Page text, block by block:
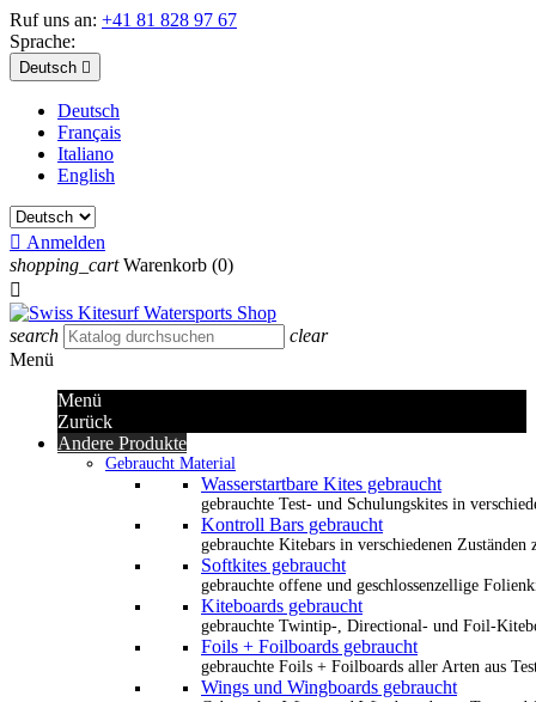
Ruf uns an: +41 81 828 97 67
Sprache:
Deutsch 
Deutsch
Français
Italiano
English
 Anmelden
shopping_cart Warenkorb (0)

search
clear
Menü
Menü
Zurück
Andere Produkte
Gebraucht Material
Wasserstartbare Kites gebraucht
gebrauchte Test- und Schulungskites in
Kontroll Bars gebraucht
gebrauchte Kitebars in verschiedenen Zuständen
Softkites gebraucht
gebrauchte offene und geschlossenzellige
Kiteboards gebraucht
gebrauchte Twintip-, Directional- und Foil-
Foils + Foilboards gebraucht
gebrauchte Foils + Foilboards aller Arten aus
Wings und Wingboards gebraucht